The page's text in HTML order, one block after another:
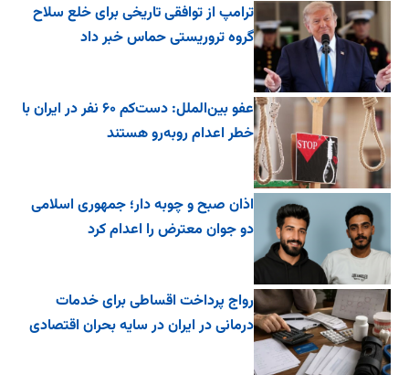
ترامپ از توافقی تاریخی برای خلع ‌سلاح
گروه تروریستی حماس خبر داد
عفو بین‌الملل: دست‌کم ۶۰ نفر در ایران با
خطر اعدام روبه‌رو هستند
اذان صبح و چوبه دار؛ جمهوری اسلامی
دو جوان معترض را اعدام کرد
رواج پرداخت اقساطی برای خدمات
درمانی در ایران در سایه بحران اقتصادی